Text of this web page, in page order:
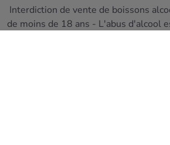
Interdiction de vente de boissons
de moins de 18 ans - L'abus d'alcool